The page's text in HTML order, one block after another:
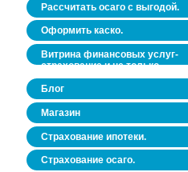
Рассчитать осаго с выгодой.
Оформить каско.
Витрина финансовых услуг-
страхование и не только.
Блог
Магазин
Страхование ипотеки.
Страхование осаго.